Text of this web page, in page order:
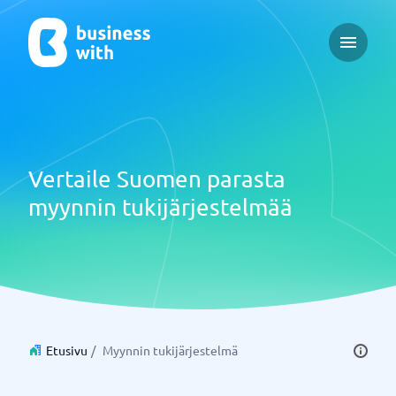
Open
Vertaile Suomen parasta
myynnin tukijärjestelmää
Etusivu / Myynnin tukijärjestelmä